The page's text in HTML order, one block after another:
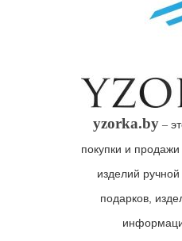
yzorka.by –
покупки и
изделий ручной
подарков,